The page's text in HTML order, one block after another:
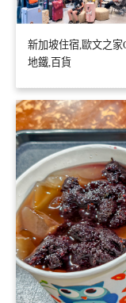
新加坡住宿,歐文之家
地鐵,百貨